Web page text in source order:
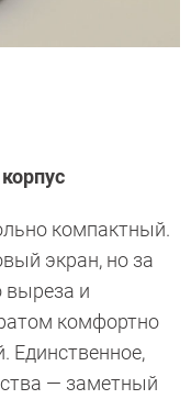
компактный.
экран, но за
выреза и
комфортно
Единственное,
— заметный